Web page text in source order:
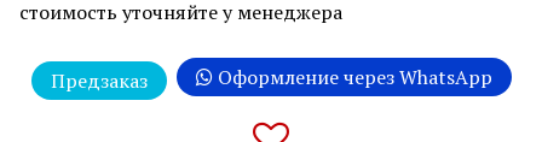
стоимость уточняйте у менеджера
Предзаказ Оформление через WhatsApp